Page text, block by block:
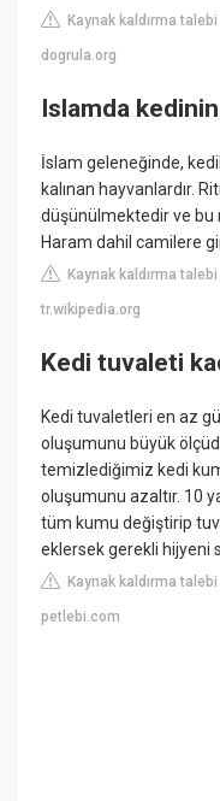
Kaynak kaldırma talebi
dogrula.org
Islamda
İslam geleneğinde,
kalınan hayvanlardır.
düşünülmektedir ve bu
Haram dahil camilere
Kaynak kaldırma talebi
tr.wikipedia.org
Kedi tuvaleti
Kedi tuvaletleri en az
oluşumunu büyük
temizlediğimiz kedi
oluşumunu azaltır. 10
tüm kumu değiştirip
eklersek gerekli hijyeni
Kaynak kaldırma talebi
petlebi.com